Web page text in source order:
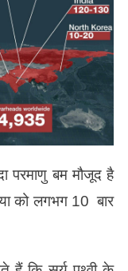
परमाणु बम मौजूद है
को लगभग 10 बार